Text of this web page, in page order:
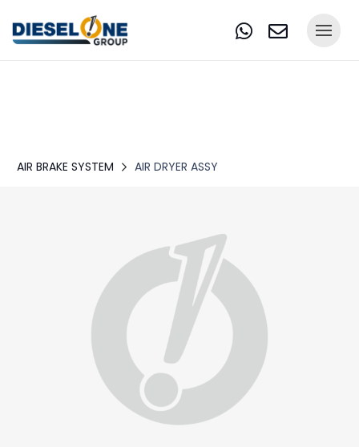
AIR BRAKE SYSTEM AIR DRYER ASSY